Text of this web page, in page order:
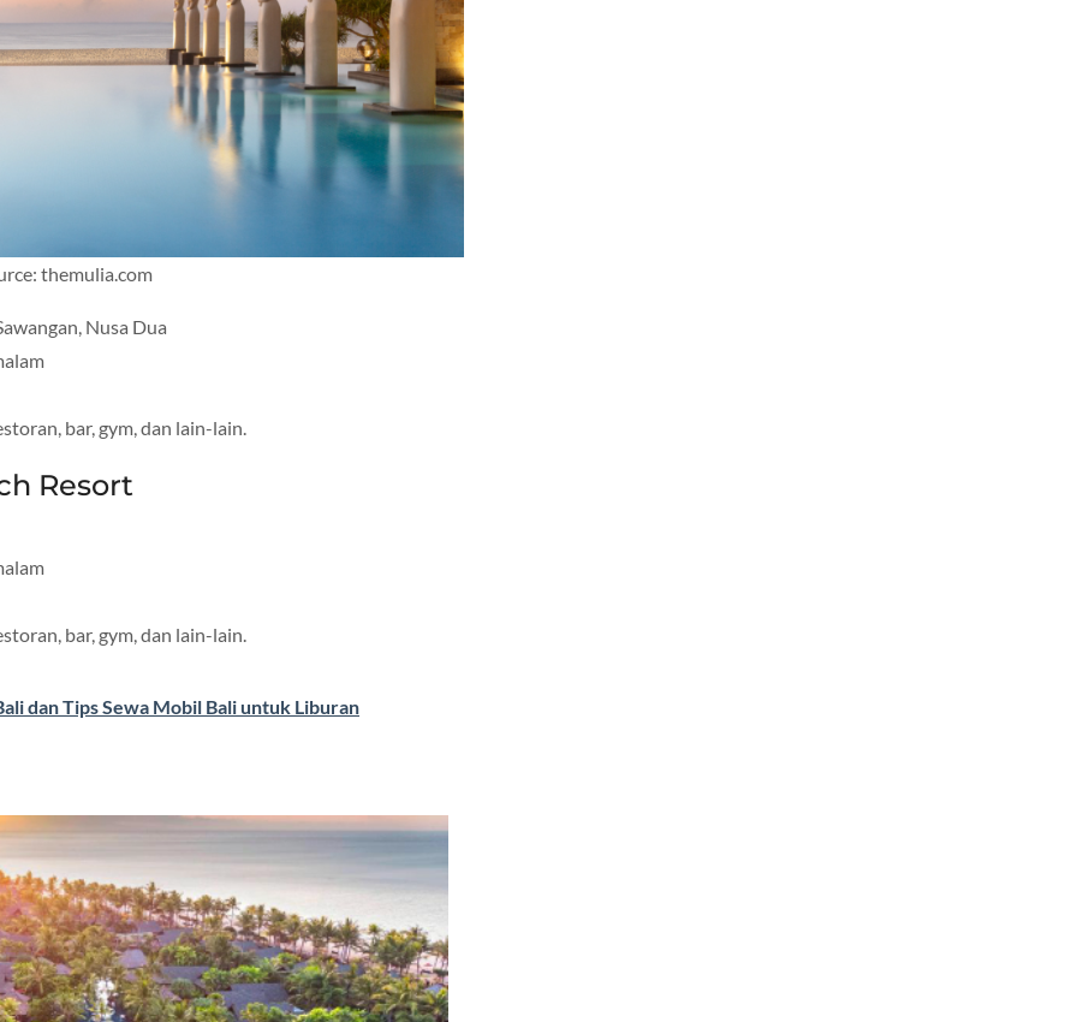
themulia.com
Nusa Dua
bar, gym, dan lain-lain.
Resort
bar, gym, dan lain-lain.
dan Tips Sewa Mobil Bali untuk Liburan